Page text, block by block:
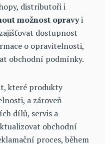
distributoři i
možnost opravyi
dostupnost
o opravitelnosti,
obchodní podmínky.
které produkty
a zároveň
dílů, servis a
obchodní
proces, během